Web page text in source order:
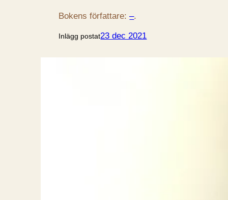
Bokens författare:–.
Inlägg postat23 dec 2021